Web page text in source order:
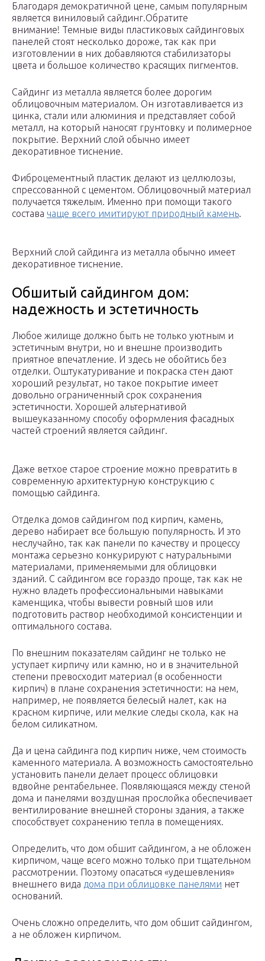
Благодаря демократичной цене, самым популярным
является виниловый сайдинг.Обратите
внимание! Темные виды пластиковых сайдинговых
панелей стоят несколько дороже, так как при
изготовлении в них добавляются стабилизаторы
цвета и большое количество красящих пигментов.
Сайдинг из металла является более дорогим
облицовочным материалом. Он изготавливается из
цинка, стали или алюминия и представляет собой
металл, на который наносят грунтовку и полимерное
покрытие. Верхний слой обычно имеет
декоративное тиснение.
Фиброцементный пластик делают из целлюлозы,
спрессованной с цементом. Облицовочный материал
получается тяжелым. Именно при помощи такого
состава чаще всего имитируют природный камень.
Верхний слой сайдинга из металла обычно имеет
декоративное тиснение.
Обшитый сайдингом дом:
надежность и эстетичность
Любое жилище должно быть не только уютным и
эстетичным внутри, но и внешне производить
приятное впечатление. И здесь не обойтись без
отделки. Оштукатуривание и покраска стен дают
хороший результат, но такое покрытие имеет
довольно ограниченный срок сохранения
эстетичности. Хорошей альтернативой
вышеуказанному способу оформления фасадных
частей строений является сайдинг.
Даже ветхое старое строение можно превратить в
современную архитектурную конструкцию с
помощью сайдинга.
Отделка домов сайдингом под кирпич, камень,
дерево набирает все большую популярность. И это
неслучайно, так как панели по качеству и процессу
монтажа серьезно конкурируют с натуральными
материалами, применяемыми для облицовки
зданий. С сайдингом все гораздо проще, так как не
нужно владеть профессиональными навыками
каменщика, чтобы вывести ровный шов или
подготовить раствор необходимой консистенции и
оптимального состава.
По внешним показателям сайдинг не только не
уступает кирпичу или камню, но и в значительной
степени превосходит материал (в особенности
кирпич) в плане сохранения эстетичности: на нем,
например, не появляется белесый налет, как на
красном кирпиче, или мелкие следы скола, как на
белом силикатном.
Да и цена сайдинга под кирпич ниже, чем стоимость
каменного материала. А возможность самостоятельно
установить панели делает процесс облицовки
вдвойне рентабельнее. Появляющаяся между стеной
дома и панелями воздушная прослойка обеспечивает
вентилирование внешней стороны здания, а также
способствует сохранению тепла в помещениях.
Определить, что дом обшит сайдингом, а не обложен
кирпичом, чаще всего можно только при тщательном
рассмотрении. Поэтому опасаться «удешевления»
внешнего вида дома при облицовке панелями нет
оснований.
Очень сложно определить, что дом обшит сайдингом,
а не обложен кирпичом.